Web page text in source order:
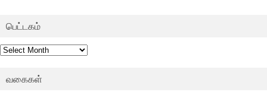
பெட்டகம்
பெட்டகம்
வகைகள்